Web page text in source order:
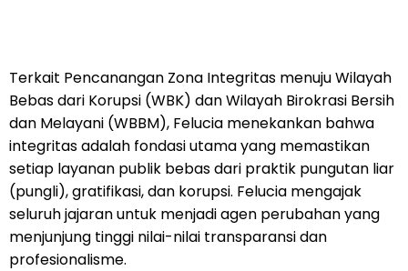
Terkait Pencanangan Zona Integritas menuju Wilayah
Bebas dari Korupsi (WBK) dan Wilayah Birokrasi Bersih
dan Melayani (WBBM), Felucia menekankan bahwa
integritas adalah fondasi utama yang memastikan
setiap layanan publik bebas dari praktik pungutan liar
(pungli), gratifikasi, dan korupsi. Felucia mengajak
seluruh jajaran untuk menjadi agen perubahan yang
menjunjung tinggi nilai-nilai transparansi dan
profesionalisme.